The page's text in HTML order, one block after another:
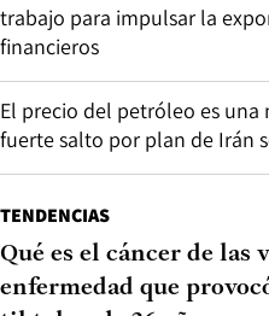
trabajo para impulsar la
financieros
El precio del petróleo es una
fuerte salto por plan de Irán
TENDENCIAS
Qué es el cáncer de las
enfermedad que